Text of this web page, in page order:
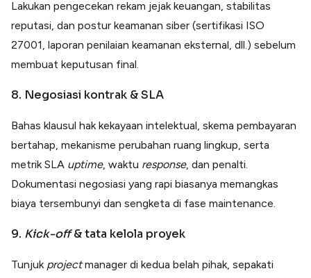
Lakukan pengecekan rekam jejak keuangan, stabilitas
reputasi, dan postur keamanan siber (sertifikasi ISO
27001, laporan penilaian keamanan eksternal, dll.) sebelum
membuat keputusan final.
8. Negosiasi kontrak & SLA
Bahas klausul hak kekayaan intelektual, skema pembayaran
bertahap, mekanisme perubahan ruang lingkup, serta
metrik SLA uptime, waktu response, dan penalti.
Dokumentasi negosiasi yang rapi biasanya memangkas
biaya tersembunyi dan sengketa di fase maintenance.
9. Kick-off& tata kelola proyek
Tunjuk projectmanager di kedua belah pihak, sepakati